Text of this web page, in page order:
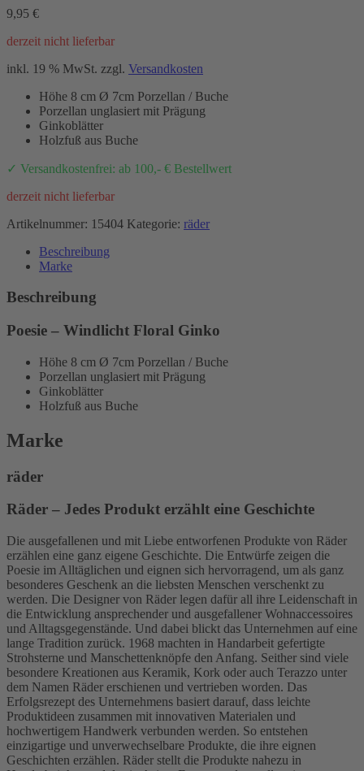
9,95 €
derzeit nicht lieferbar
inkl. 19 % MwSt. zzgl. Versandkosten
Höhe 8 cm Ø 7cm Porzellan / Buche
Porzellan unglasiert mit Prägung
Ginkoblätter
Holzfuß aus Buche
✓ Versandkostenfrei: ab 100,- € Bestellwert
derzeit nicht lieferbar
Artikelnummer: 15404 Kategorie: räder
Beschreibung
Marke
Beschreibung
Poesie – Windlicht Floral Ginko
Höhe 8 cm Ø 7cm Porzellan / Buche
Porzellan unglasiert mit Prägung
Ginkoblätter
Holzfuß aus Buche
Marke
räder
Räder – Jedes Produkt erzählt eine Geschichte
Die ausgefallenen und mit Liebe entworfenen Produkte von Räder
erzählen eine ganz eigene Geschichte. Die Entwürfe zeigen die
Poesie im Alltäglichen und eignen sich hervorragend, um als ganz
besonderes Geschenk an die liebsten Menschen verschenkt zu
werden. Die Designer von Räder legen dafür all ihre Leidenschaft in
die Entwicklung ansprechender und ausgefallener Wohnaccessoires
und Alltagsgegenstände. Und dabei blickt das Unternehmen auf eine
lange Tradition zurück. 1968 machten in Handarbeit gefertigte
Strohsterne und Manschettenknöpfe den Anfang. Seither sind viele
besondere Kreationen aus Keramik, Kork oder auch Terazzo unter
dem Namen Räder erschienen und vertrieben worden. Das
Erfolgsrezept des Unternehmens basiert darauf, dass leichte
Produktideen zusammen mit innovativen Materialen und
hochwertigem Handwerk verbunden werden. So entstehen
einzigartige und unverwechselbare Produkte, die ihre eignen
Geschichten erzählen. Räder stellt die Produkte nahezu in